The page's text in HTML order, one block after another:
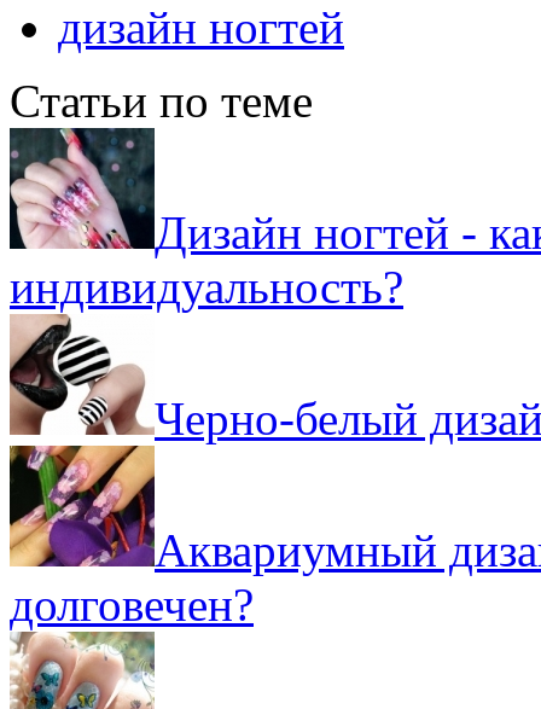
дизайн ногтей
Статьи по теме
Дизайн ногтей -
индивидуальность?
Черно-белый
Аквариумный
долговечен?